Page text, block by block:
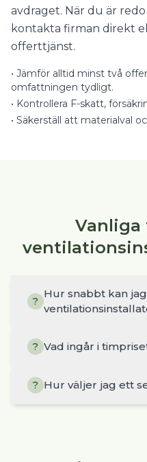
avdraget. När du är
kontakta firman direkt
offerttjänst.
• Jämför alltid minst två
omfattningen tydligt.
• Kontrollera F-skatt,
• Säkerställ att materialval
Vanliga
?
Hur snabbt kan
? Vad ingår i
? Hur väljer jag ett